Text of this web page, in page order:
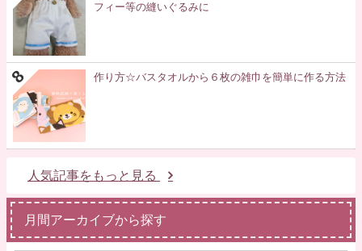
フィー等の縫いぐるみに
作り方☆バスタオルから６枚の雑巾を簡単に作る方法
人気記事をもっと見る
月間アーカイブから探す